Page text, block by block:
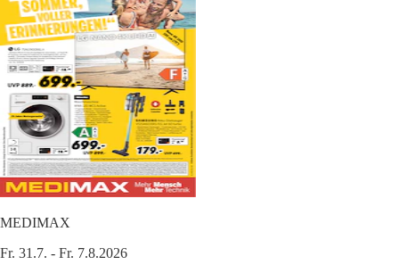
MEDIMAX
Fr. 31.7. - Fr. 7.8.2026